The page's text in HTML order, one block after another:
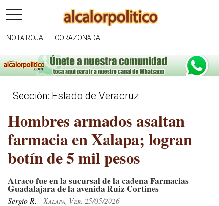
toggle
navigation
NOTA ROJA CORAZONADA
Sección: Estado de Veracruz
Hombres armados asaltan
farmacia en Xalapa; logran
botín de 5 mil pesos
Atraco fue en la sucursal de la cadena Farmacias
Guadalajara de la avenida Ruiz Cortines
Sergio R. Xalapa, Ver. 25/05/2026